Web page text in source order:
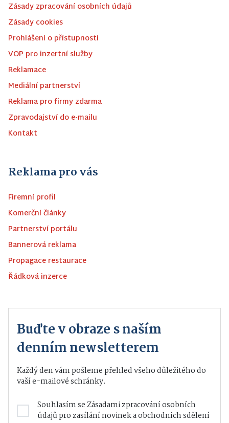
Zásady zpracování osobních údajů
Zásady cookies
Prohlášení o přístupnosti
VOP pro inzertní služby
Reklamace
Mediální partnerství
Reklama pro firmy zdarma
Zpravodajství do e-mailu
Kontakt
Reklama pro vás
Firemní profil
Komerční články
Partnerství portálu
Bannerová reklama
Propagace restaurace
Řádková inzerce
Buďte v obraze s naším
denním newsletterem
Každý den vám pošleme přehled všeho důležitého do
vaší e-mailové schránky.
Souhlasím seZásadami zpracování osobních
údajůpro zasílání novinek a obchodních sdělení